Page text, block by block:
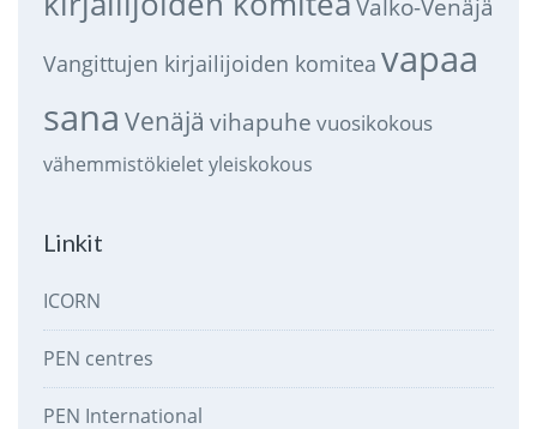
Valko-Venäjä
Vangittujen kirjailijoiden komitea vapaa
sana Venäjä vihapuhe vuosikokous
vähemmistökieletyleiskokous
Linkit
ICORN
PEN centres
PEN International